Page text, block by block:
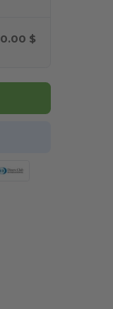
0.00 $